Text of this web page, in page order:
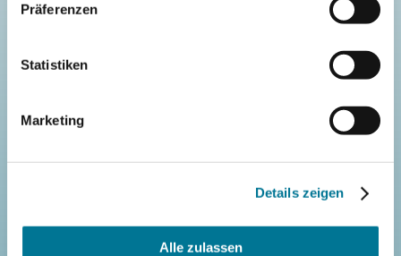
Präferenzen
Statistiken
Marketing
Details zeigen
Alle zulassen
Stakeholder gezielt einzubinden und zu